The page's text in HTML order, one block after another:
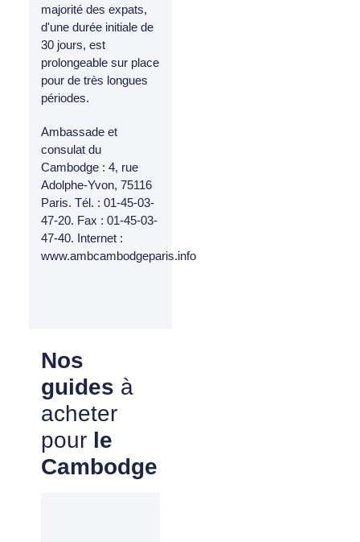
majorité des expats,
d'une durée initiale de
30 jours, est
prolongeable sur place
pour de très longues
périodes.
Ambassade et
consulat du
Cambodge : 4, rue
Adolphe-Yvon, 75116
Paris. Tél. : 01-45-03-
47-20. Fax : 01-45-03-
47-40. Internet :
www.ambcambodgeparis.info
Nos
guides à
acheter
pour le
Cambodge